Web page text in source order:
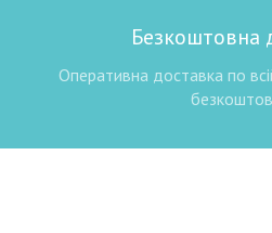
Безкоштовна
Оперативна доставка по